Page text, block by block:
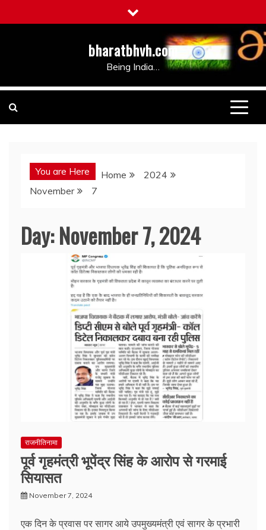
to
bharatbhvh.com
Being India…
You are Here Home
2024
November
7
Day:November 7, 2024
राजनीतिनामा
पूर्व गृहमंत्री भूपेंद्र सिंह के आरोप से गरमाई
सियासत
November 7, 2024
एक दिन के प्रवास पर सागर आये उपमुख्यमंत्री एवं सागर के प्रभारी